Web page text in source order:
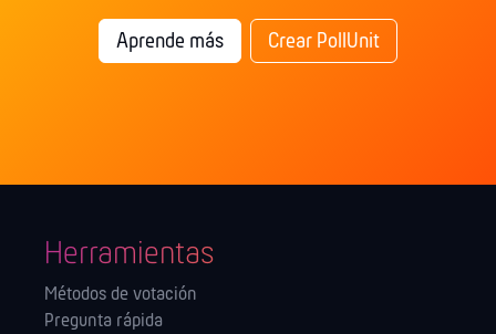
Aprende más Crear PollUnit
Herramientas
Métodos de votación
Pregunta rápida